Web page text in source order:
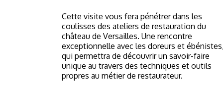
Cette visite vous fera pénétrer dans les
coulisses des ateliers de restauration du
château de Versailles. Une rencontre
exceptionnelle avec les doreurs et
qui permettra de découvrir un savoir-faire
unique au travers des techniques et outils
propres au métier de restaurateur.